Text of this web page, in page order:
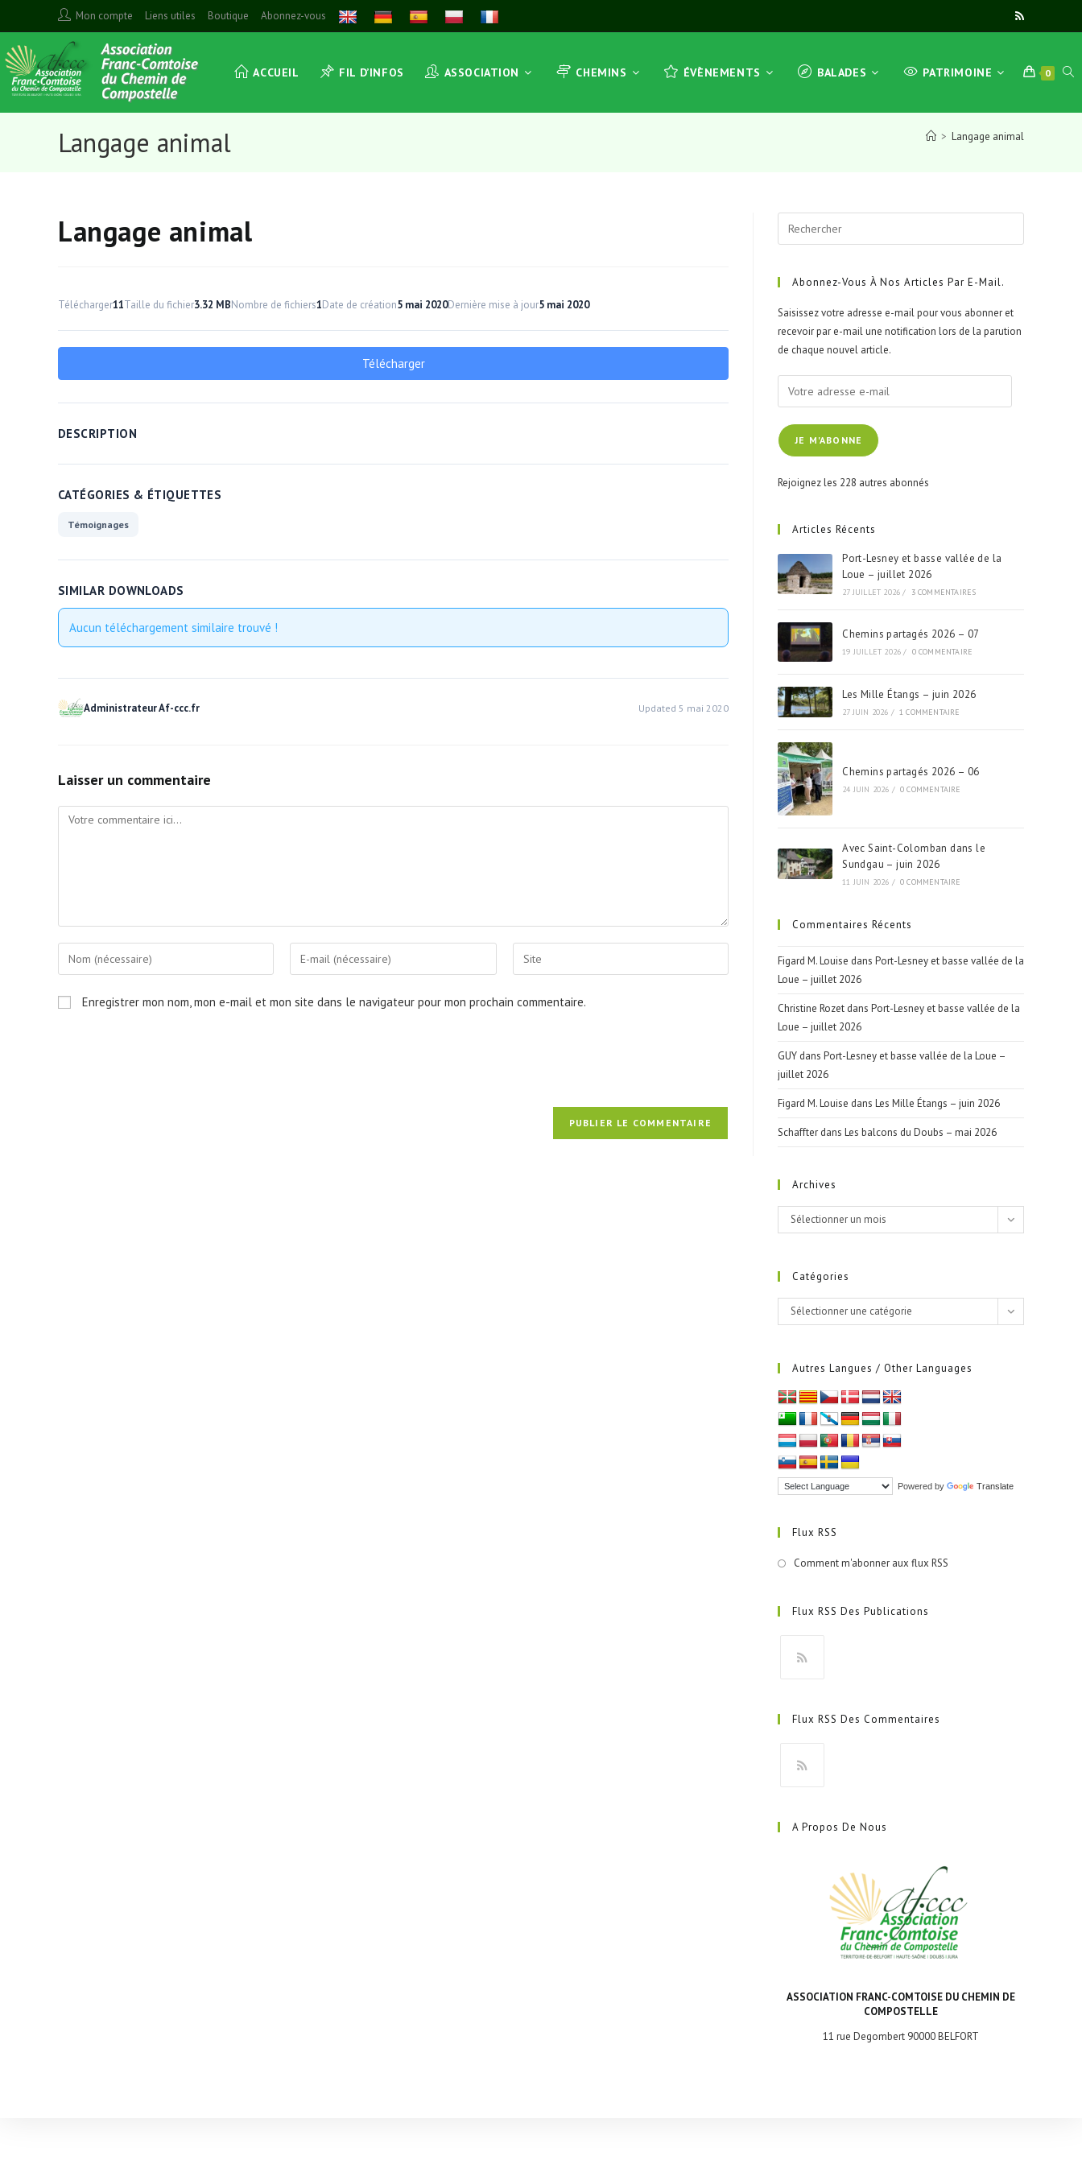
to
content
Mon compte Liens utiles Boutique Abonnez-vous
ACCUEIL FIL D’INFOS ASSOCIATION CHEMINS ÉVÈNEMENTS BALADES PATRIMOINE 0
Langage animal > Langage animal
Langage animal
Télécharger11Taille du fichier3.32 MBNombre de fichiers1Date de création5 mai 2020Dernière mise à jour5 mai 2020
Télécharger
DESCRIPTION
CATÉGORIES & ÉTIQUETTES
Témoignages
SIMILAR DOWNLOADS
Aucun téléchargement similaire trouvé !
Administrateur Af-ccc.fr Updated 5 mai 2020
Laisser un commentaire
Comment
Enter
your
or
Enter
your
Saisir
l’URL
Enregistrer mon nom, mon e-mail et mon site dans le navigateur pour mon prochain commentaire.
Escape
Abonnez-Vous À Nos Articles Par E-Mail.
Saisissez votre adresse e-mail pour vous abonner et
recevoir par e-mail une notification lors de la parution
de chaque nouvel article.
Votre
adresse
e-
mailJE M'ABONNE
Rejoignez les 228 autres abonnés
Articles Récents
Port-Lesney et basse vallée de la
Loue – juillet 2026
27 JUILLET 2026 / 3 COMMENTAIRES
Chemins partagés 2026 – 07
19 JUILLET 2026 / 0 COMMENTAIRE
Les Mille Étangs – juin 2026
27 JUIN 2026 / 1 COMMENTAIRE
Chemins partagés 2026 – 06
24 JUIN 2026 / 0 COMMENTAIRE
Avec Saint-Colomban dans le
Sundgau – juin 2026
11 JUIN 2026 / 0 COMMENTAIRE
Commentaires Récents
Figard M. Louise dans Port-Lesney et basse vallée de la
Loue – juillet 2026
Christine Rozet dans Port-Lesney et basse vallée de la
Loue – juillet 2026
GUY dans Port-Lesney et basse vallée de la Loue –
juillet 2026
Figard M. Louise dans Les Mille Étangs – juin 2026
Schaffter dans Les balcons du Doubs – mai 2026
Archives
Archives
Sélectionner un mois
Catégories
Catégories
Sélectionner une catégorie
Autres Langues / Other Languages
Powered by Translate
Flux RSS
Comment m'abonner aux flux RSS
Flux RSS Des Publications
un
onglet
Flux RSS Des Commentaires
un
A Propos De Nous
ASSOCIATION FRANC-COMTOISE DU CHEMIN DE
COMPOSTELLE
11 rue Degombert 90000 BELFORT